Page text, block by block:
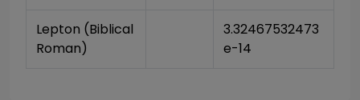
Lepton (Biblical
Roman)
3.32467532473
e-14